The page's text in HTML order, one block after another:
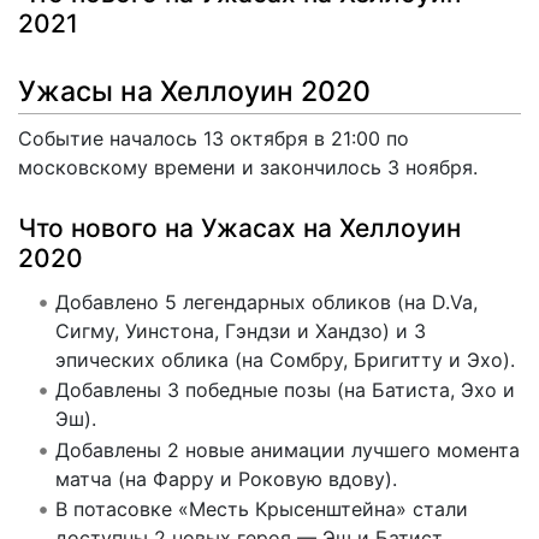
2021
Ужасы на Хеллоуин 2020
Событие началось 13 октября в 21:00 по
московскому времени и закончилось 3 ноября.
Что нового на Ужасах на Хеллоуин
2020
Добавлено 5 легендарных обликов (на D.Va,
Сигму, Уинстона, Гэндзи и Хандзо) и 3
эпических облика (на Сомбру, Бригитту и Эхо).
Добавлены 3 победные позы (на Батиста, Эхо и
Эш).
Добавлены 2 новые анимации лучшего момента
матча (на Фарру и Роковую вдову).
В потасовке «Месть Крысенштейна» стали